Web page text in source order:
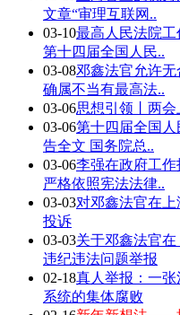
文章“审理互联网..
03-10最高人民法院
第十四届全国人民..
03-08邓鑫法官允许
确属不当有最高法..
03-06思想引领丨两
03-06第十四届全国
告全文 国务院总..
03-06李强在政府工作
严格依照宪法法律..
03-03对邓鑫法官在
投诉
03-03关于邓鑫法官在
违纪违法问题举报
02-18真人举报：一
系统的集体腐败